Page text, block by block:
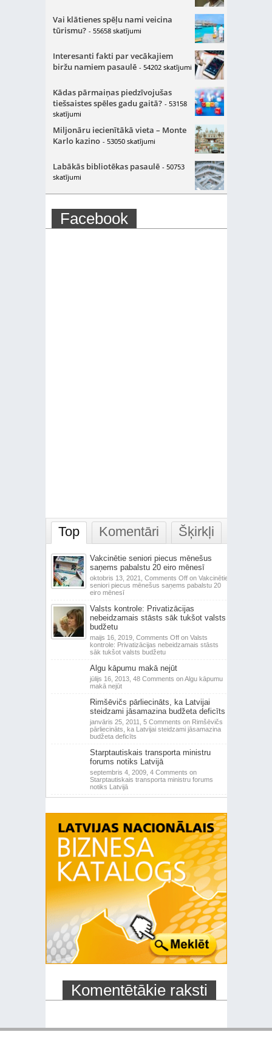
Vai klātienes spēļu nami veicina
tūrismu? - 55658 skatījumi
Interesanti fakti par vecākajiem
biržu namiem pasaulē - 54202 skatījumi
Kādas pārmaiņas piedzīvojušas
tiešsaistes spēles gadu gaitā? - 53158
skatījumi
Miljonāru iecienītākā vieta – Monte
Karlo kazino - 53050 skatījumi
Labākās bibliotēkas pasaulē - 50753
skatījumi
Facebook
Top Komentāri Šķirkļi
Vakcinētie seniori piecus mēnešus
saņems pabalstu 20 eiro mēnesī
oktobris 13, 2021, Comments Offon Vakcinētie
seniori piecus mēnešus saņems pabalstu 20
eiro mēnesī
Valsts kontrole: Privatizācijas
nebeidzamais stāsts sāk tukšot valsts
budžetu
maijs 16, 2019, Comments Offon Valsts
kontrole: Privatizācijas nebeidzamais stāsts
sāk tukšot valsts budžetu
Algu kāpumu makā nejūt
jūlijs 16, 2013, 48 Comments on Algu kāpumu
makā nejūt
Rimšēvičs pārliecināts, ka Latvijai
steidzami jāsamazina budžeta deficīts
janvāris 25, 2011, 5 Comments on Rimšēvičs
pārliecināts, ka Latvijai steidzami jāsamazina
budžeta deficīts
Starptautiskais transporta ministru
forums notiks Latvijā
septembris 4, 2009, 4 Comments on
Starptautiskais transporta ministru forums
notiks Latvijā
Komentētākie raksti